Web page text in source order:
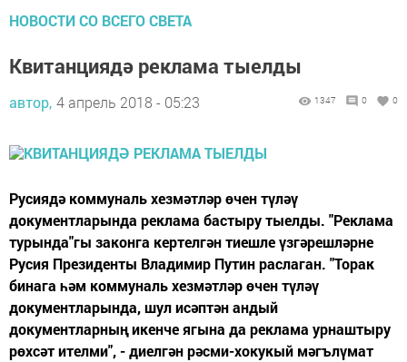
НОВОСТИ СО ВСЕГО СВЕТА
Квитанциядә реклама тыелды
автор, 4 апрель 2018 - 05:23 1347 0 0
Русиядә коммуналь хезмәтләр өчен түләү
документларында реклама бастыру тыелды. "Реклама
турында"гы законга кертелгән тиешле үзгәрешләрне
Русия Президенты Владимир Путин раслаган. "Торак
бинага һәм коммуналь хезмәтләр өчен түләү
документларында, шул исәптән андый
документларның икенче ягына да реклама урнаштыру
рөхсәт ителми", - диелгән рәсми-хокукый мәгълүмат